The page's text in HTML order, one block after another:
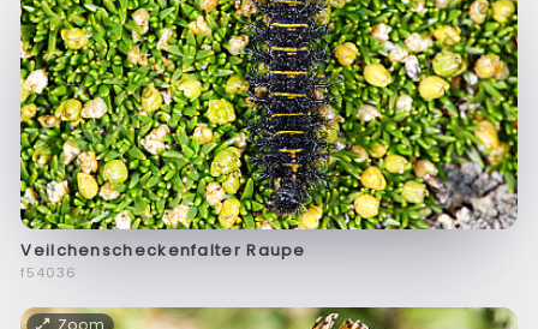
Veilchenscheckenfalter Raupe
f54036